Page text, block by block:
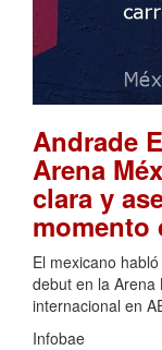
Andrade
Arena
clara y
momento
El mexicano
debut en la Arena
internacional en
Infobae